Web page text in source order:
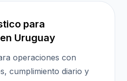
para
Uruguay
operaciones con
cumplimiento diario y